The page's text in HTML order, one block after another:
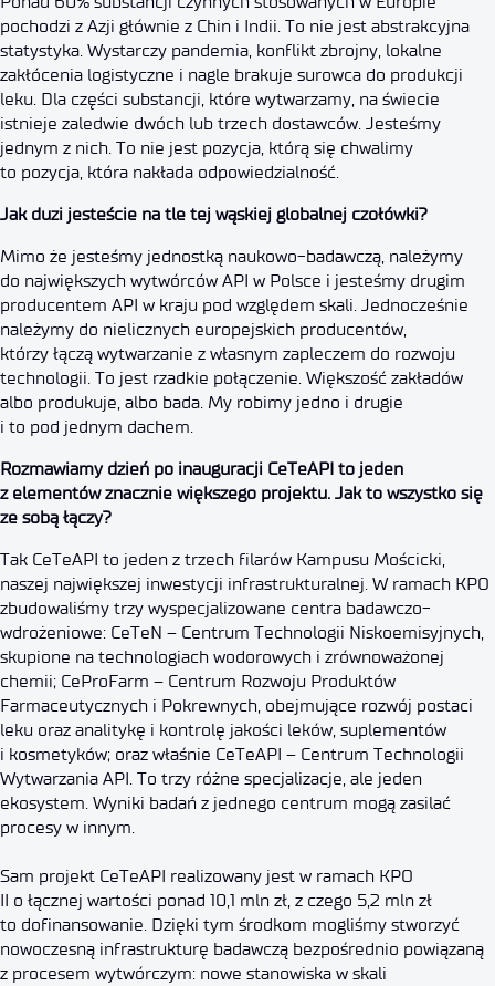
pochodzi z Azji głównie z Chin i Indii. To nie jest abstrakcyjna
statystyka. Wystarczy pandemia, konflikt zbrojny, lokalne
zakłócenia logistyczne i nagle brakuje surowca do produkcji
leku. Dla części substancji, które wytwarzamy, na świecie
istnieje zaledwie dwóch lub trzech dostawców. Jesteśmy
jednym z nich. To nie jest pozycja, którą się chwalimy
to pozycja, która nakłada odpowiedzialność.
Jak duzi jesteście na tle tej wąskiej globalnej czołówki?
Mimo że jesteśmy jednostką naukowo-badawczą, należymy
do największych wytwórców API w Polsce i jesteśmy drugim
producentem API w kraju pod względem skali. Jednocześnie
należymy do nielicznych europejskich producentów,
którzy łączą wytwarzanie z własnym zapleczem do rozwoju
technologii. To jest rzadkie połączenie. Większość zakładów
albo produkuje, albo bada. My robimy jedno i drugie
i to pod jednym dachem.
Rozmawiamy dzień po inauguracji CeTeAPI to jeden
z elementów znacznie większego projektu. Jak to wszystko się
ze sobą łączy?
Tak CeTeAPI to jeden z trzech filarów Kampusu Mościcki,
naszej największej inwestycji infrastrukturalnej. W ramach KPO
zbudowaliśmy trzy wyspecjalizowane centra badawczo-
wdrożeniowe: CeTeN – Centrum Technologii Niskoemisyjnych,
skupione na technologiach wodorowych i zrównoważonej
chemii; CeProFarm – Centrum Rozwoju Produktów
Farmaceutycznych i Pokrewnych, obejmujące rozwój postaci
leku oraz analitykę i kontrolę jakości leków, suplementów
i kosmetyków; oraz właśnie CeTeAPI – Centrum Technologii
Wytwarzania API. To trzy różne specjalizacje, ale jeden
ekosystem. Wyniki badań z jednego centrum mogą zasilać
procesy w innym.
Sam projekt CeTeAPI realizowany jest w ramach KPO
II o łącznej wartości ponad 10,1 mln zł, z czego 5,2 mln zł
to dofinansowanie. Dzięki tym środkom mogliśmy stworzyć
nowoczesną infrastrukturę badawczą bezpośrednio powiązaną
z procesem wytwórczym: nowe stanowiska w skali